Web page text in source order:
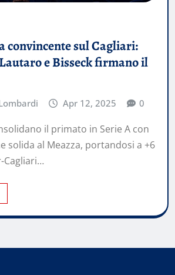
convincente sul Cagliari:
e Bisseck firmano il
Apr 12, 2025 0
il primato in Serie A con
solida al Meazza, portandosi a +6
Cagliari…